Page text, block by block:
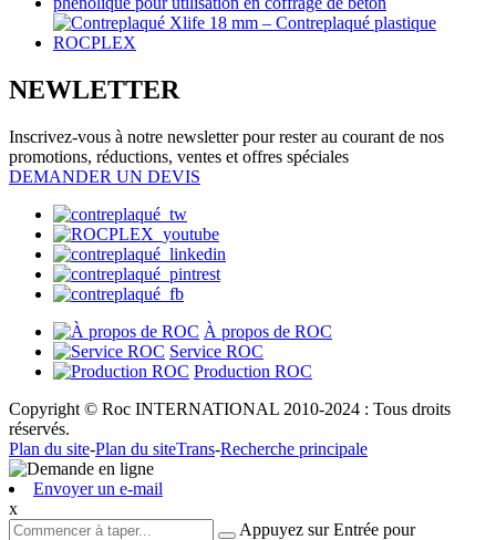
NEWLETTER
Inscrivez-vous à notre newsletter pour rester au courant de nos
promotions, réductions, ventes et offres spéciales
DEMANDER UN DEVIS
À propos de ROC
Service ROC
Production ROC
Copyright © Roc INTERNATIONAL 2010-2024 : Tous droits
réservés.
Plan du site-Plan du siteTrans-Recherche principale
Envoyer un e-mail
x
Appuyez sur Entrée pour